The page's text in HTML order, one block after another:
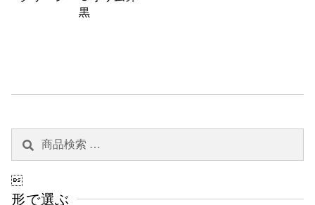
黒
象:

形で選ぶ